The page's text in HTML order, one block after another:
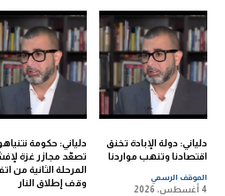
دلياني: دولة الإبادة تخنق
اقتصادنا وتنهب مواردنا
الموقف الرسمي
4 أغسطس، 2026
دلياني: حكومة
تصعّد مجازر غزة
المرحلة الثانية من
وقف إطلاق النار